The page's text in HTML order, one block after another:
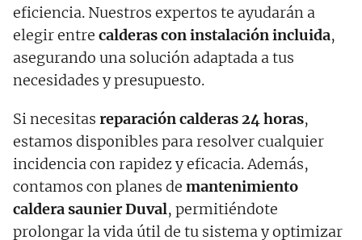
eficiencia. Nuestros expertos te ayudarán a
elegir entre calderas con instalación incluida,
asegurando una solución adaptada a tus
necesidades y presupuesto.
Si necesitas reparación calderas 24 horas,
estamos disponibles para resolver cualquier
incidencia con rapidez y eficacia. Además,
contamos con planes de mantenimiento
caldera saunier Duval, permitiéndote
prolongar la vida útil de tu sistema y optimizar